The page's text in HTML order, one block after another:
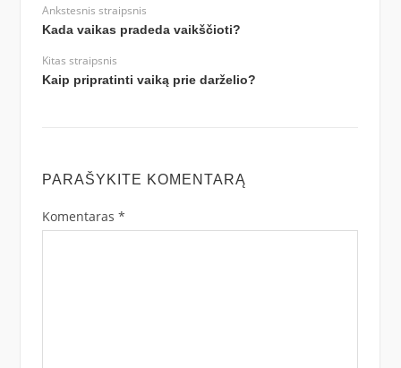
Ankstesnis straipsnis
Kada vaikas pradeda vaikščioti?
Kitas straipsnis
Kaip pripratinti vaiką prie darželio?
PARAŠYKITE KOMENTARĄ
Komentaras *